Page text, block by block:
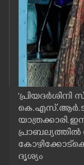
PHOTOS
LIFESTYLE
SPIRITUAL
യാത്രക്കാരി.
കോഴിക്കോട്
ദൃശ്യം